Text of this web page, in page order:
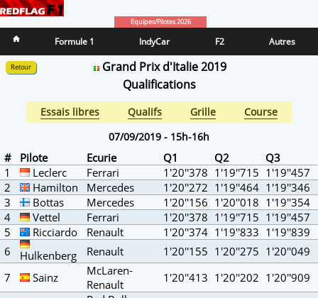
Equipes/Pilotes 2026
Formule 1 IndyCar F2 Autres
Retour
Grand Prix d'Italie 2019
Qualifications
Essais libres Qualifs Grille
Course
07/09/2019 - 15h-16h
# Pilote Ecurie Q1 Q2
Q3
1
Leclerc Ferrari 1'20''378 1'19''715 1'19''457
2
Hamilton Mercedes 1'20''272 1'19''464 1'19''346
3
Bottas Mercedes 1'20''156 1'20''018 1'19''354
4
Vettel Ferrari 1'20''378 1'19''715 1'19''457
5
Ricciardo Renault 1'20''374 1'19''833 1'19''839
6
Hulkenberg Renault 1'20''155 1'20''275 1'20''049
7
Sainz
McLaren-
Renault
1'20''413 1'20''202 1'20''909